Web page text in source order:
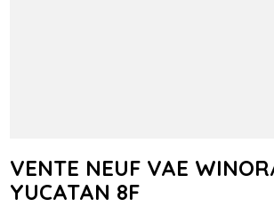
VENTE NEUF VAE
YUCATAN 8F